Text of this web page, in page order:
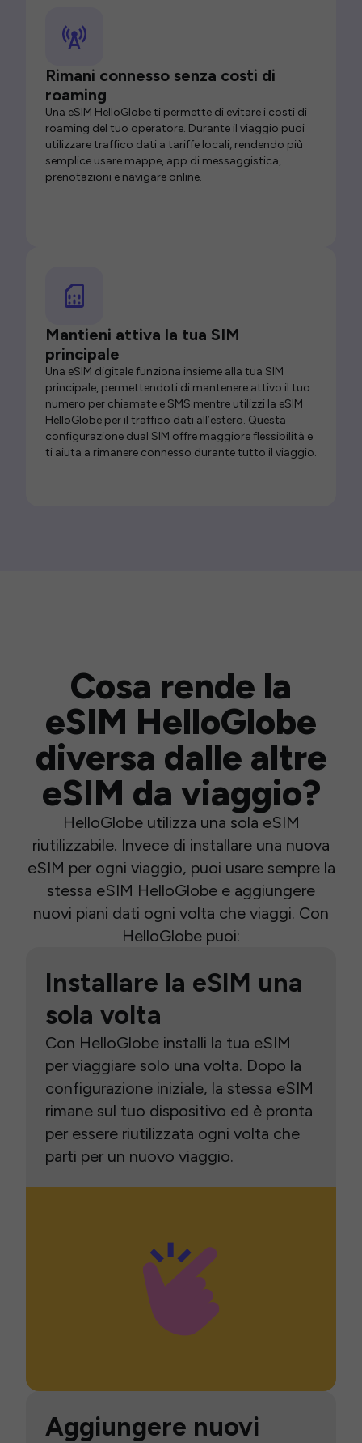
Rimani connesso senza costi di
roaming
Una eSIM HelloGlobe ti permette di evitare i costi di
roaming del tuo operatore. Durante il viaggio puoi
utilizzare traffico dati a tariffe locali, rendendo più
semplice usare mappe, app di messaggistica,
prenotazioni e navigare online.
Mantieni attiva la tua SIM
principale
Una eSIM digitale funziona insieme alla tua SIM
principale, permettendoti di mantenere attivo il tuo
numero per chiamate e SMS mentre utilizzi la eSIM
HelloGlobe per il traffico dati all’estero. Questa
configurazione dual SIM offre maggiore flessibilità e
ti aiuta a rimanere connesso durante tutto il viaggio.
Cosa rende la
eSIM HelloGlobe
diversa dalle altre
eSIM da viaggio?
HelloGlobe utilizza una sola eSIM
riutilizzabile. Invece di installare una nuova
eSIM per ogni viaggio, puoi usare sempre la
stessa eSIM HelloGlobe e aggiungere
nuovi piani dati ogni volta che viaggi. Con
HelloGlobe puoi:
Installare la eSIM una
sola volta
Con HelloGlobe installi la tua eSIM
per viaggiare solo una volta. Dopo la
configurazione iniziale, la stessa eSIM
rimane sul tuo dispositivo ed è pronta
per essere riutilizzata ogni volta che
parti per un nuovo viaggio.
Aggiungere nuovi